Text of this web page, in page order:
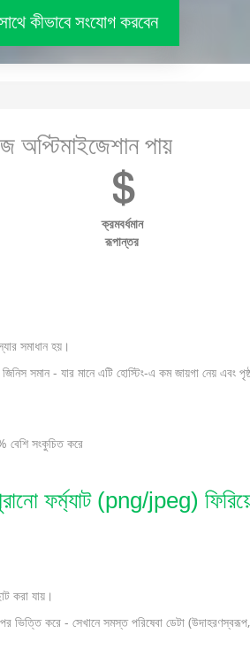
কীভাবে সংযোগ করবেন
অপ্টিমাইজেশান পায়
ক্রমবর্ধমান
রূপান্তর
সমাধান হয়।
সমান - যার মানে এটি হোস্টিং-এ কম জায়গা নেয় এবং
সংকুচিত করে
ফর্ম্যাট (png/jpeg)
করা যায়।
করে - সেখানে সমস্ত পরিষেবা ডেটা